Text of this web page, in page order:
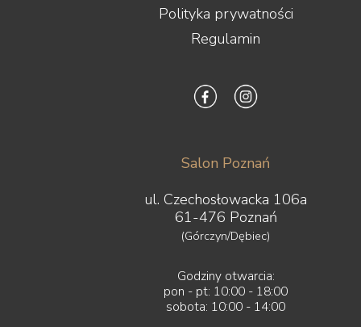
Polityka prywatności
Regulamin
Salon Poznań
ul. Czechosłowacka 106a
61-476 Poznań
(Górczyn/Dębiec)
Godziny otwarcia:
pon - pt: 10:00 - 18:00
sobota: 10:00 - 14:00